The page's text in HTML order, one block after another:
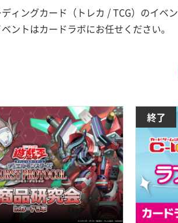
ィングカード（トレカ / TCG）のイベ
ントはカードラボにお任せください。
終了